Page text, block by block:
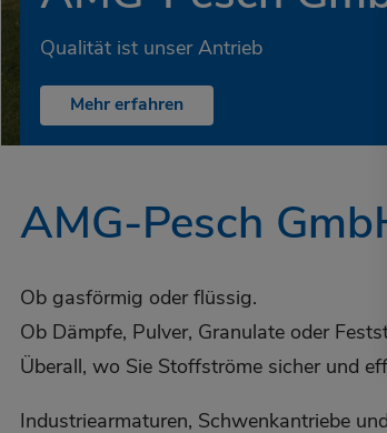
Qualität ist unser Antrieb
Mehr erfahren
AMG-Pesch
Ob gasförmig oder flüssig.
Ob Dämpfe, Pulver, Granulate oder
Überall, wo Sie Stoffströme sicher und
Industriearmaturen, Schwenkantriebe